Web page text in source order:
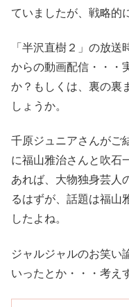
ていましたが、戦略的
「半沢直樹２」の放
からの動画配信・・・
か？もしくは、裏の裏
しょうか。
千原ジュニアさんがご
に福山雅治さんと吹石
あれば、大物独身芸人
るはずが、話題は福山
したよね。
ジャルジャルのお笑い
いったとか・・・考え